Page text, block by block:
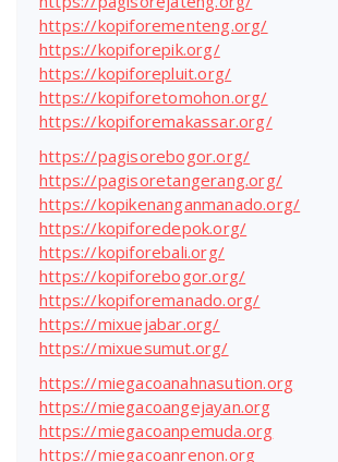
https://kopiforementeng.org/
https://kopiforepik.org/
https://kopiforepluit.org/
https://kopiforetomohon.org/
https://kopiforemakassar.org/
https://pagisorebogor.org/
https://pagisoretangerang.org/
https://kopikenanganmanado.org/
https://kopiforedepok.org/
https://kopiforebali.org/
https://kopiforebogor.org/
https://kopiforemanado.org/
https://mixuejabar.org/
https://mixuesumut.org/
https://miegacoanahnasution.org
https://miegacoangejayan.org
https://miegacoanpemuda.org
https://miegacoanrenon.org